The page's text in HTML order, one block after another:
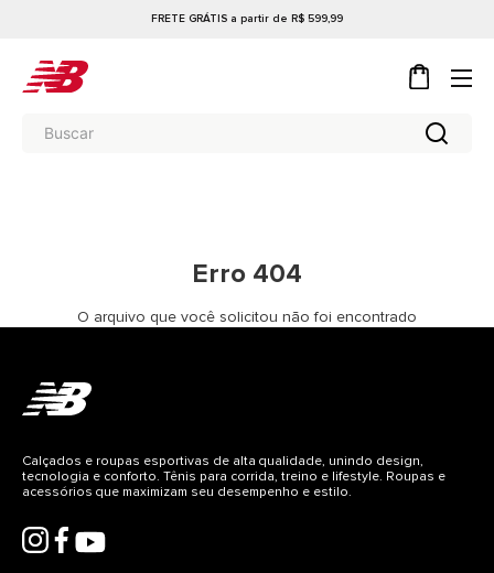
FRETE GRÁTIS a partir de R$ 599,99
Erro 404
O arquivo que você solicitou não foi encontrado
Calçados e roupas esportivas de alta qualidade, unindo design,
tecnologia e conforto. Tênis para corrida, treino e lifestyle. Roupas e
acessórios que maximizam seu desempenho e estilo.